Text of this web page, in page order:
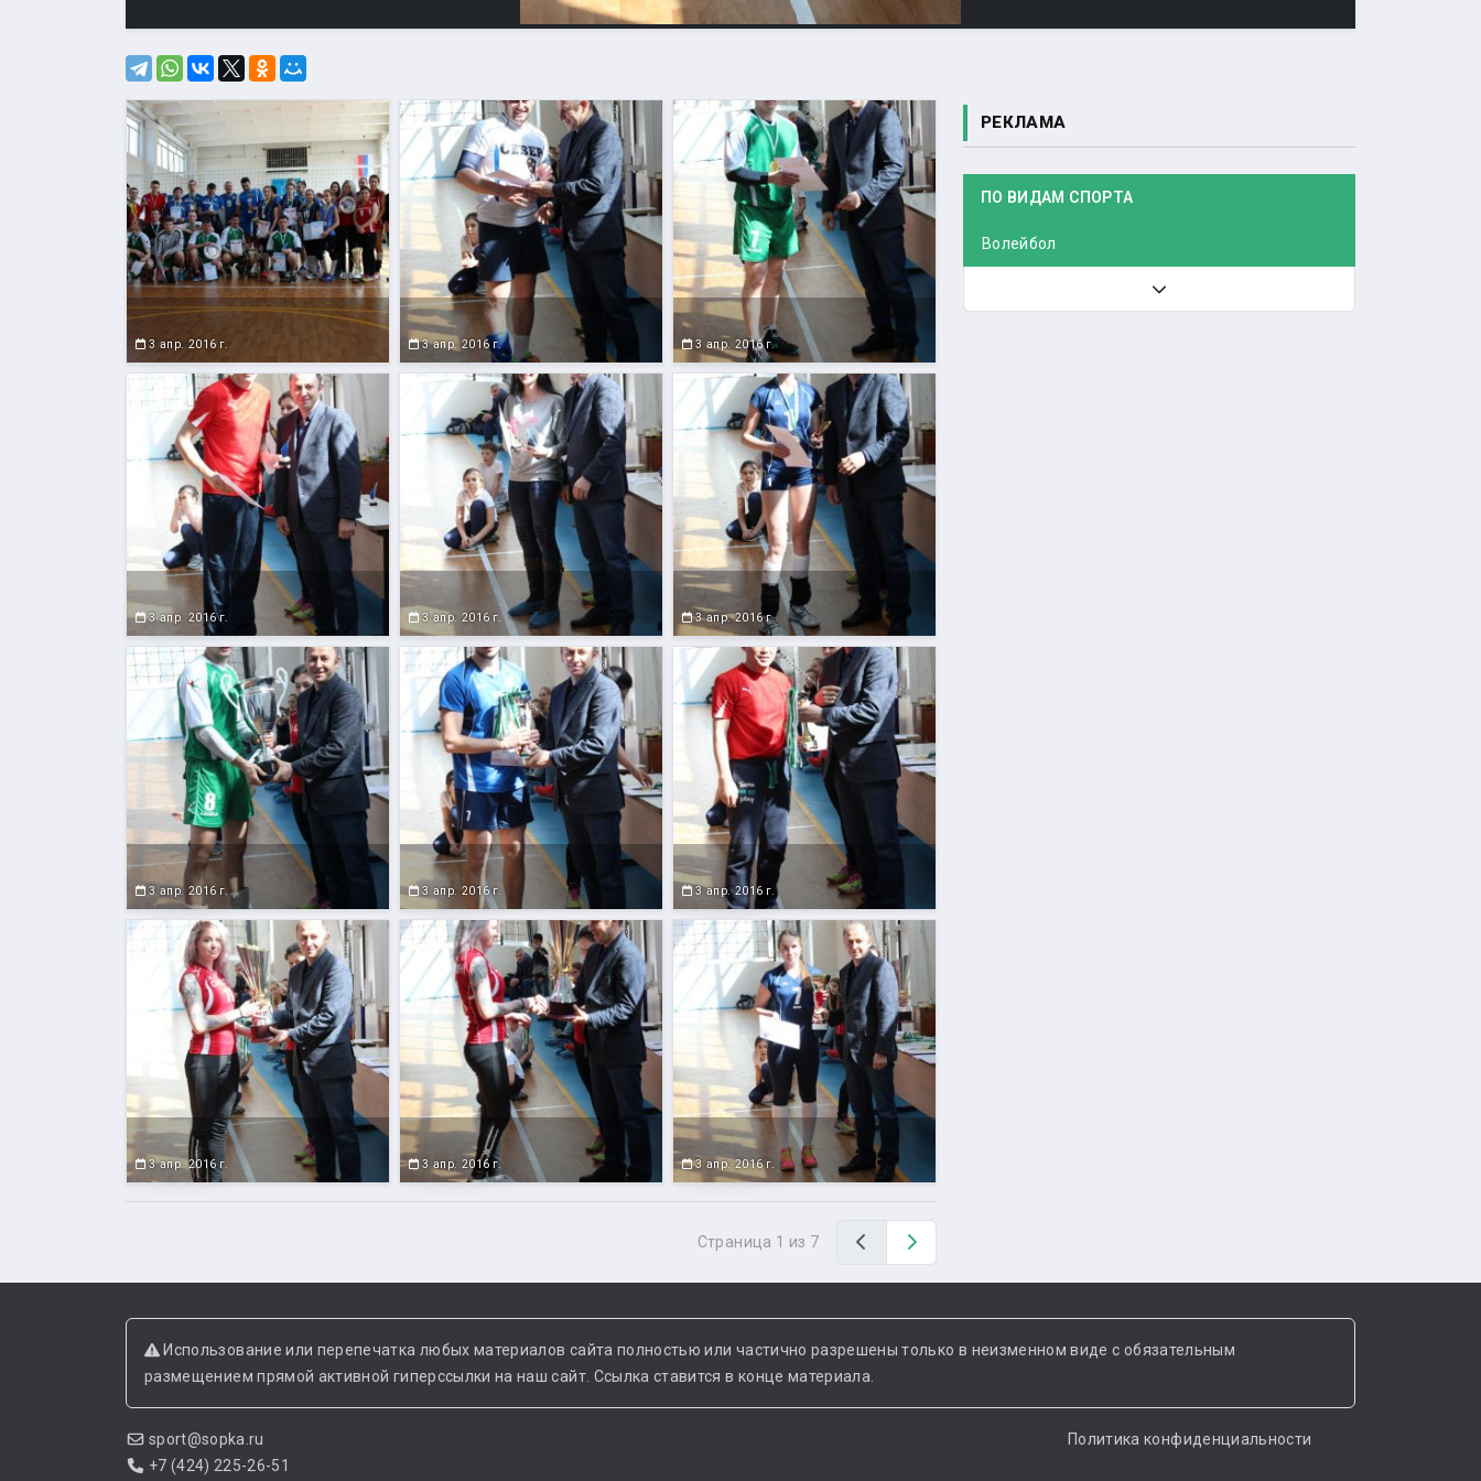
3 апр. 2016 г. 3 апр. 2016 г. 3 апр. 2016 г.
3 апр. 2016 г. 3 апр. 2016 г. 3 апр. 2016 г.
3 апр. 2016 г. 3 апр. 2016 г. 3 апр. 2016 г.
3 апр. 2016 г. 3 апр. 2016 г. 3 апр. 2016 г.
Страница 1 из 7 Назад
РЕКЛАМА
ПО ВИДАМ СПОРТА
Волейбол
Использование или перепечатка любых материалов сайта полностью или частично разрешены только в неизменном виде с обязательным
размещением прямой активной гиперссылки на наш сайт. Ссылка ставится в конце материала.
sport@sopka.ru
+7 (424) 225-26-51
Политика конфиденциальности